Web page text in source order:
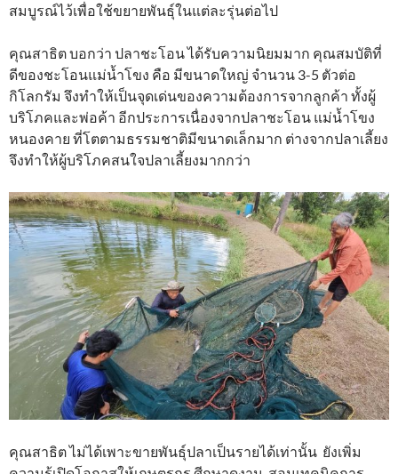
สมบูรณ์ไว้เพื่อใช้ขยายพันธุ์ในแต่ละรุ่นต่อไป
คุณสาธิต บอกว่า ปลาชะโอน ได้รับความนิยมมาก คุณสมบัติที่
ดีของชะโอนแม่น้ำโขง คือ มีขนาดใหญ่ จำนวน 3-5 ตัวต่อ
กิโลกรัม จึงทำให้เป็นจุดเด่นของความต้องการจากลูกค้า ทั้งผู้
บริโภคและพ่อค้า อีกประการเนื่องจากปลาชะโอน แม่น้ำโขง
หนองคาย ที่โตตามธรรมชาติมีขนาดเล็กมาก ต่างจากปลาเลี้ยง
จึงทำให้ผู้บริโภคสนใจปลาเลี้ยงมากกว่า
คุณสาธิต ไม่ได้เพาะขายพันธุ์ปลาเป็นรายได้เท่านั้น ยังเพิ่ม